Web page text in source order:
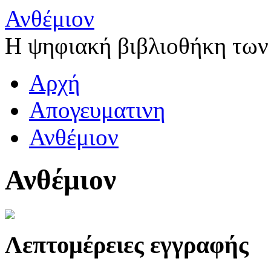
Ανθέμιον
Η ψηφιακή βιβλιοθήκη
Αρχή
Απογευματινη
Ανθέμιον
Ανθέμιον
Λεπτομέρειες εγγραφής